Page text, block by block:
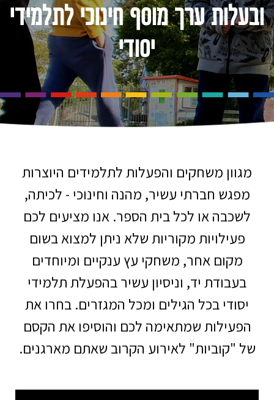
ובעלות ערך מוסף חינוכי לתלמידי
יסודי
מגוון משחקים והפעלות לתלמידים היוצרות
מפגש חברתי עשיר, מהנה וחינוכי - לכיתה,
לשכבה או לכל בית הספר. אנו מציעים לכם
פעילויות מקוריות שלא ניתן למצוא בשום
מקום אחר, משחקי עץ ענקיים ומיוחדים
בעבודת יד, וניסיון עשיר בהפעלת תלמידי
יסודי בכל הגילים ומכל המגזרים. בחרו את
הפעילות שמתאימה לכם והוסיפו את הקסם
של "קוביות" לאירוע הקרוב שאתם מארגנים.